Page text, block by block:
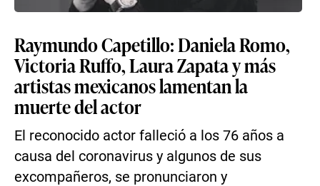
Raymundo Capetillo: Daniela Romo,
Victoria Ruffo, Laura Zapata y más
artistas mexicanos lamentan la
muerte del actor
El reconocido actor falleció a los 76 años a
causa del coronavirus y algunos de sus
excompañeros, se pronunciaron y